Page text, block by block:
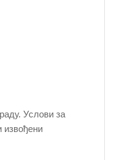
Услови за
извођени